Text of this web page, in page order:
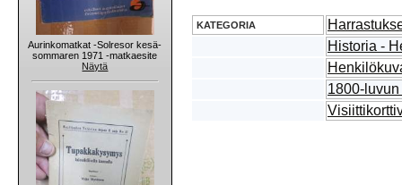
Aurinkomatkat -Solresor kesä-
sommaren 1971 -matkaesite
Näytä
KATEGORIA
Historia -
1800-